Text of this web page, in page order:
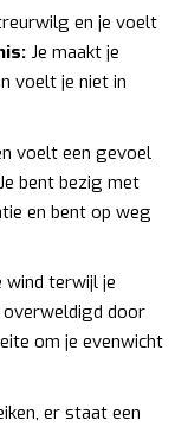
en je voelt
Je maakt je
voelt je niet in
voelt een gevoel
bent bezig met
en bent op weg
wind terwijl je
overweldigd door
om je evenwicht
er staat een